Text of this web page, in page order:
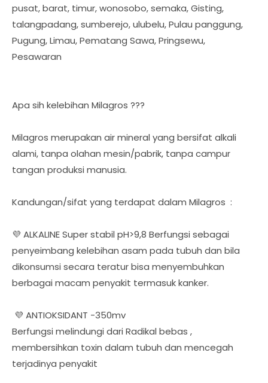
pusat, barat, timur, wonosobo, semaka, Gisting,
talangpadang, sumberejo, ulubelu, Pulau panggung,
Pugung, Limau, Pematang Sawa, Pringsewu,
Pesawaran
Apa sih kelebihan Milagros ???
Milagros merupakan air mineral yang bersifat alkali
alami, tanpa olahan mesin/pabrik, tanpa campur
tangan produksi manusia.
Kandungan/sifat yang terdapat dalam Milagros :
💜 ALKALINE Super stabil pH>9,8 Berfungsi sebagai
penyeimbang kelebihan asam pada tubuh dan bila
dikonsumsi secara teratur bisa menyembuhkan
berbagai macam penyakit termasuk kanker.
💜 ANTIOKSIDANT -350mv
Berfungsi melindungi dari Radikal bebas ,
membersihkan toxin dalam tubuh dan mencegah
terjadinya penyakit